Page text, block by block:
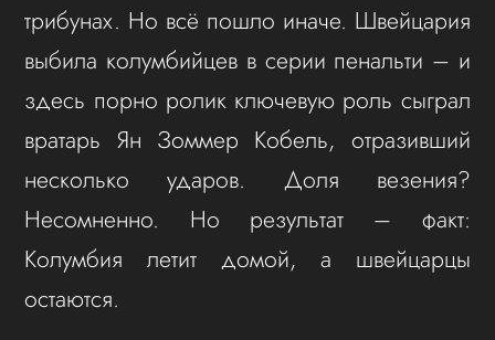
трибунах. Но всё пошло иначе. Швейцария
выбила колумбийцев в серии пенальти – и
здесь порно ролик ключевую роль сыграл
вратарь Ян Зоммер Кобель, отразивший
несколько ударов. Доля везения?
Несомненно. Но результат – факт:
Колумбия летит домой, а швейцарцы
остаются.